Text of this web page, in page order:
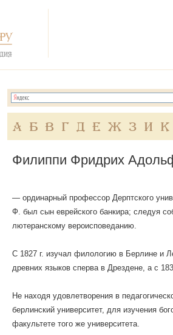
А Б В Г Д Е Ж З И К
Филиппи Фридрих
— ординарный профессор Дерптского
Ф. был сын еврейского банкира; следуя
лютеранскому вероисповеданию.
С 1827 г. изучал филологию в Берлине и
древних языков сперва в Дрездене, а с
Не находя удовлетворения в
берлинский университет, для изучения
факультете того же университета.